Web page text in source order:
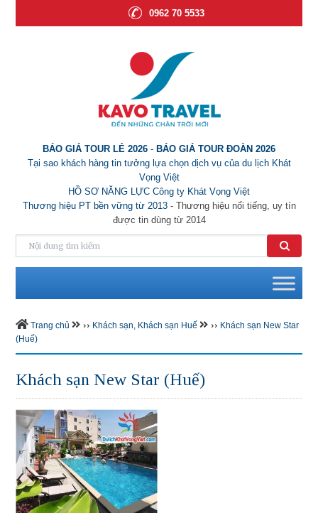
0962 70 5533
BÁO GIÁ TOUR LẺ 2026 - BÁO GIÁ TOUR ĐOÀN 2026
Tại sao khách hàng tin tưởng lựa chọn dịch vụ của du lịch Khát
Vọng Việt
HỒ SƠ NĂNG LỰC Công ty Khát Vọng Việt
Thương hiệu PT bền vững từ 2013- Thương hiệu nổi tiếng, uy tín
được tin dùng từ 2014
Trang chủ ›› Khách sạn, Khách sạn Huế ›› Khách sạn New Star
(Huế)
Khách sạn New Star (Huế)